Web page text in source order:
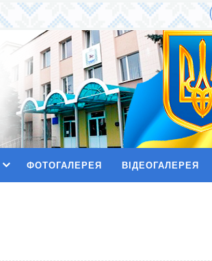
ФОТОГАЛЕРЕЯ ВІДЕОГАЛЕРЕЯ